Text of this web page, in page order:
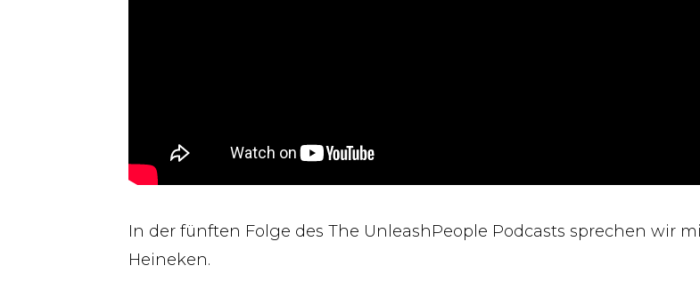
In der fünften Folge des The UnleashPeople Podcasts sprechen wir
Heineken.